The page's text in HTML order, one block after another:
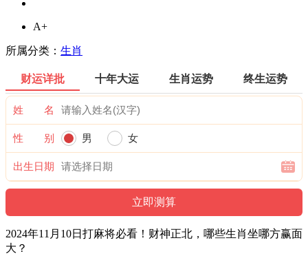
A+
所属分类： 生肖
财运详批 十年大运 生肖运势 终生运势
姓 名
性 别 男 女
出生日期
2024年11月10日打麻将必看！财神正北，哪些生肖坐哪方赢面
大？